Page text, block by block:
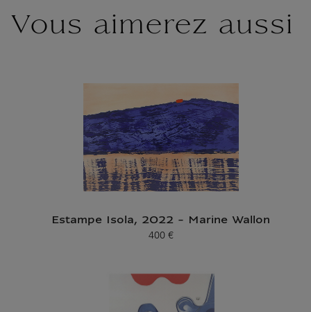
Vous aimerez aussi
Estampe Isola, 2022 - Marine Wallon
Prix ​​actuel
400 €